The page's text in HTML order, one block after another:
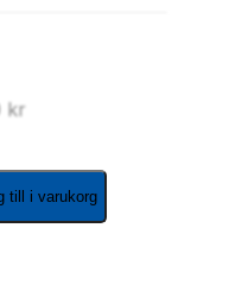
kr
till i varukorg